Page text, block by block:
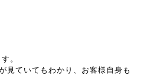
。
見ていてもわかり、お客様自身も